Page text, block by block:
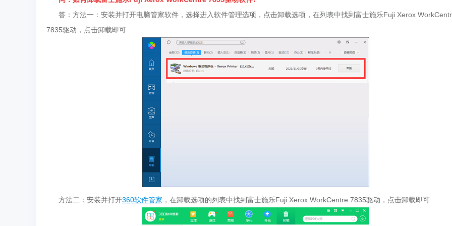
答：方法一：安装并打开电脑管家软件，选择进入软件管理选项，点击卸载选项，在列表中找到富士施乐Fuji Xerox
7835驱动，点击卸载即可
方法二：安装并打开360软件管家 ，在卸载选项的列表中找到富士施乐Fuji Xerox WorkCentre 7835驱动，点击卸载即可